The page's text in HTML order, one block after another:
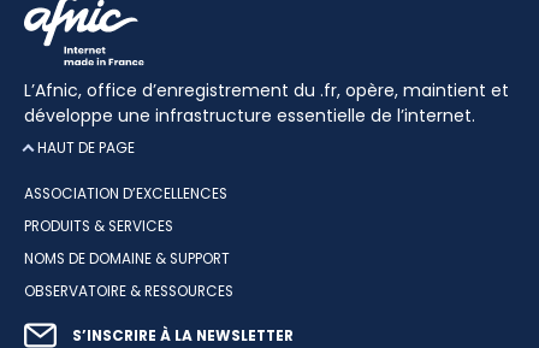
L’Afnic, office d’enregistrement du .fr, opère, maintient et
développe une infrastructure essentielle de l’internet.
HAUT DE PAGE
ASSOCIATION D’EXCELLENCES
PRODUITS & SERVICES
NOMS DE DOMAINE & SUPPORT
OBSERVATOIRE & RESSOURCES
S’INSCRIRE À LA NEWSLETTER